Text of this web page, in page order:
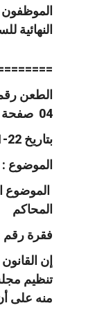
الموظفون
النهائية
04 صفحة رقم 209
بتاريخ 22-11-1958
الموضوع
الموضوع
المحاكم
فقرة رقم :
منه على